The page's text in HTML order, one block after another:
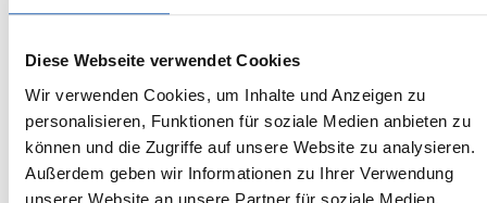
Diese Webseite verwendet Cookies
Wir verwenden Cookies, um Inhalte und Anzeigen zu
personalisieren, Funktionen für soziale Medien anbieten zu
können und die Zugriffe auf unsere Website zu analysieren.
Außerdem geben wir Informationen zu Ihrer Verwendung
unserer Website an unsere Partner für soziale Medien,
Elektro
Kraftstoff
1 km
Laufleistung
300kw
Leistung